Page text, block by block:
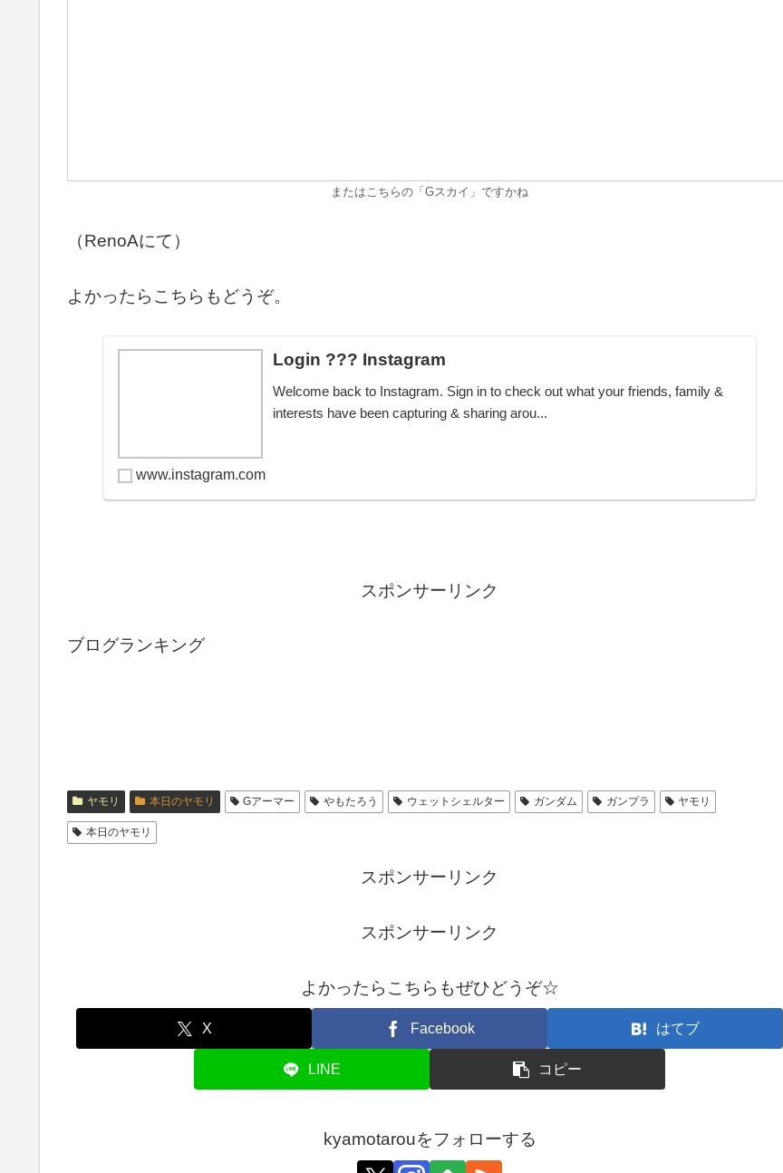
またはこちらの「Gスカイ」ですかね
（RenoAにて）
よかったらこちらもどうぞ。
Login ??? Instagram
Welcome back to Instagram. Sign in to check out what your friends, family &
interests have been capturing & sharing arou...
www.instagram.com
スポンサーリンク
ブログランキング
ヤモリ 本日のヤモリ Gアーマー やもたろう ウェットシェルター ガンダム ガンプラ ヤモリ
本日のヤモリ
スポンサーリンク
スポンサーリンク
よかったらこちらもぜひどうぞ☆
X Facebook はてブ
LINE コピー
kyamotarouをフォローする